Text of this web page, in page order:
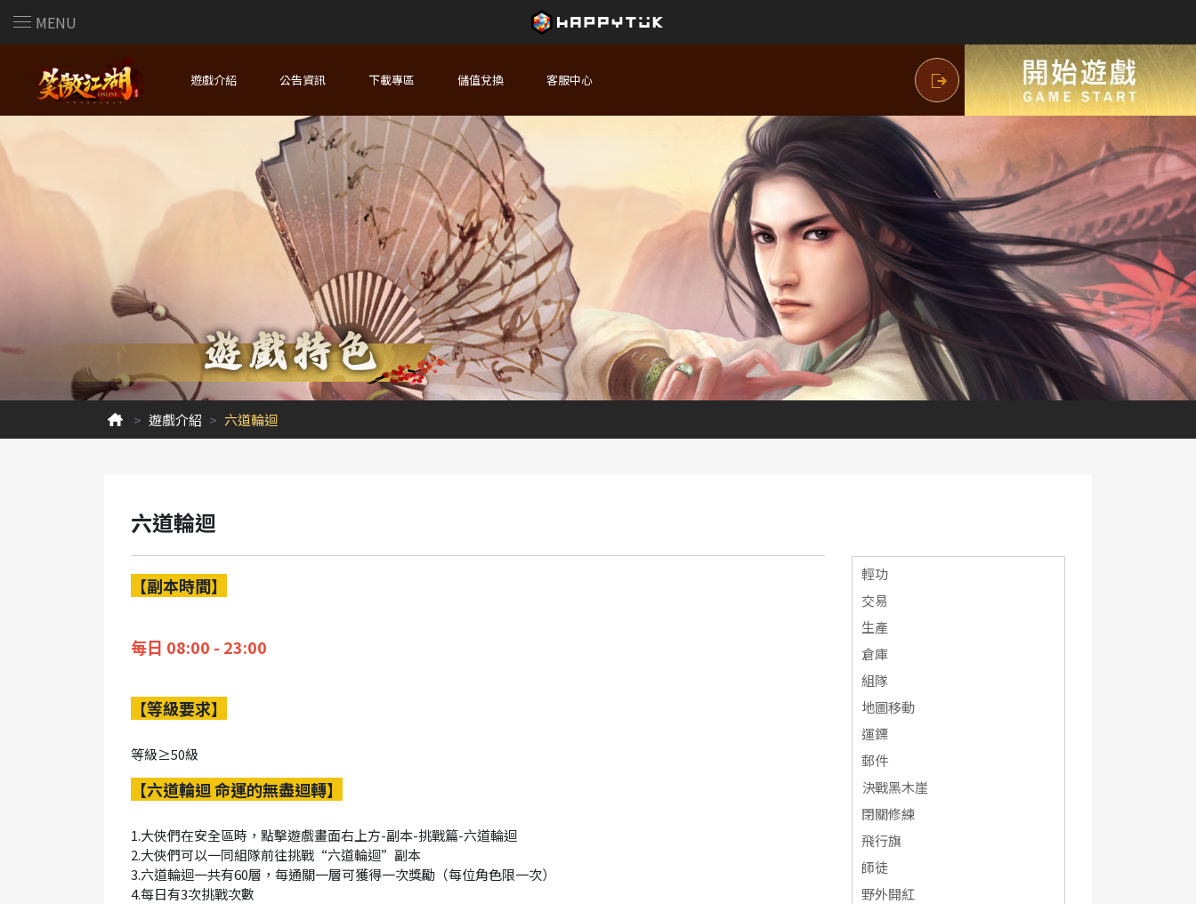
MENU
遊戲介紹 公告資訊 下載專區 儲值兌換 客服中心
遊戲介紹 六道輪迴
六道輪迴
【副本時間】
每日 08:00 - 23:00
【等級要求】
等級≥50級
【六道輪迴 命運的無盡迴轉】
1.大俠們在安全區時，點擊遊戲畫面右上方-副本-挑戰篇-六道輪迴
2.大俠們可以一同組隊前往挑戰“六道輪迴”副本
3.六道輪迴一共有60層，每通關一層可獲得一次獎勵（每位角色限一次）
4.每日有3次挑戰次數
輕功
交易
生產
倉庫
組隊
地圖移動
運鏢
郵件
決戰黑木崖
閉關修練
飛行旗
師徒
野外開紅